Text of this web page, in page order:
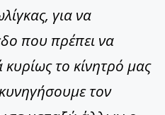
για να
που πρέπει να
το κίνητρό μας
τον